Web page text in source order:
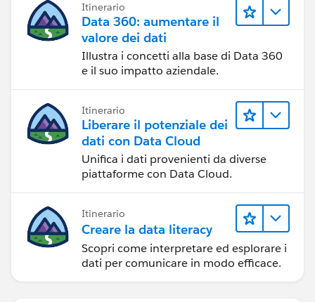
Itinerario
Data 360: aumentare il
valore dei dati
Illustra i concetti alla base di Data 360
e il suo impatto aziendale.
Itinerario
Liberare il potenziale dei
dati con Data Cloud
Unifica i dati provenienti da diverse
piattaforme con Data Cloud.
Itinerario
Creare la data literacy
Scopri come interpretare ed esplorare i
dati per comunicare in modo efficace.